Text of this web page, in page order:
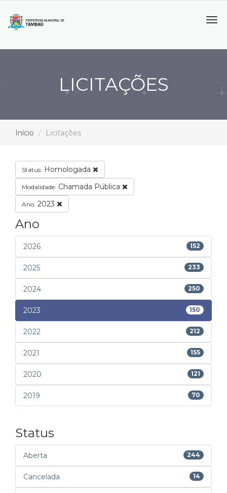
LICITAÇÕES
Início Licitações
Status: Homologada
Modalidade: Chamada Pública
Ano: 2023
Ano
2026 152
2025 233
2024 250
2023 150
2022 212
2021 155
2020 121
2019 70
Status
Aberta 244
Cancelada 14